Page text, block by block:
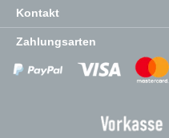
Kontakt
Zahlungsarten
Zahlungsanbieter